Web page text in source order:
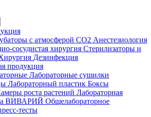
с атмосферой CO2 Анестезиология
сосудистая хирургия Стерилизаторы и
Дезинфекция
продукция
Лабораторные сушилки
Лабораторный пластик Боксы
роста растений Лабораторная
ВИВАРИЙ Общелабораторное
тесты